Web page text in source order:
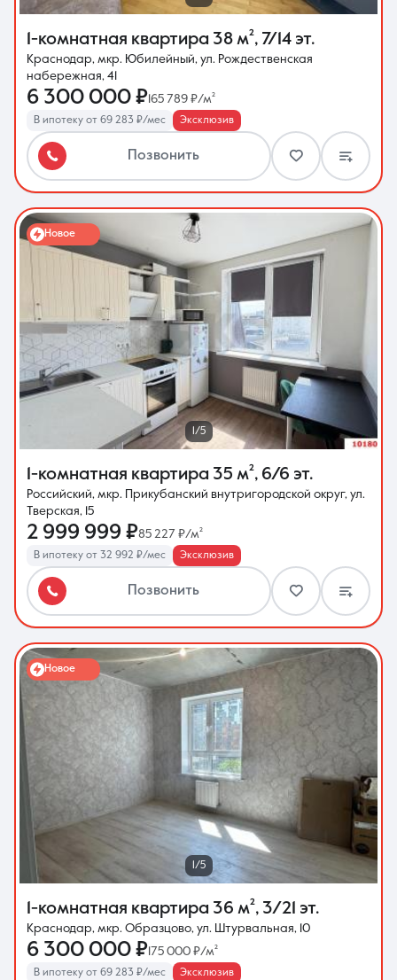
1-комнатная квартира 38 м², 7/14 эт.
Краснодар, мкр. Юбилейный, ул. Рождественская
набережная, 41
6 300 000 ₽ 165 789 ₽/м²
В ипотеку от 69 283 ₽/мес Эксклюзив
Позвонить
1/5
1-комнатная квартира 35 м², 6/6 эт.
Российский, мкр. Прикубанский внутригородской округ, ул.
Тверская, 15
2 999 999 ₽85 227 ₽/м²
В ипотеку от 32 992 ₽/мес Эксклюзив
Позвонить
Новое
1/5
1-комнатная квартира 36 м², 3/21 эт.
Краснодар, мкр. Образцово, ул. Штурвальная, 10
6 300 000 ₽ 175 000 ₽/м²
В ипотеку от 69 283 ₽/мес Эксклюзив
Новое